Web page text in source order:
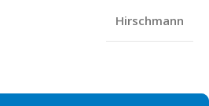
Hirschmann